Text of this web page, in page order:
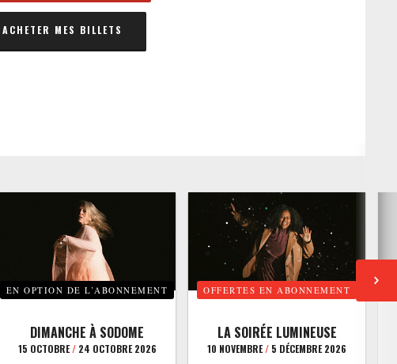
ACHETER MES BILLETS
EN OPTION DE L’ABONNEMENT
DIMANCHE À SODOME
15 OCTOBRE/24 OCTOBRE 2026
OFFERTES EN ABONNEMENT
LA SOIRÉE LUMINEUSE
10 NOVEMBRE/ 5 DÉCEMBRE 2026